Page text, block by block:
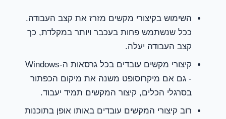
השימוש בקיצורי מקשים מזרז את קצב העבודה.
ככל שנשתמש פחות בעכבר ויותר במקלדת, כך
קצב העבודה יעלה.
קיצורי מקשים עובדים בכל גרסאות ה-Windows
- גם אם מיקרוסופט משנה את מיקום הכפתור
בסרגלי הכלים, קיצור המקשים תמיד יעבוד.
רוב קיצורי המקשים עובדים באותו אופן בתוכנות